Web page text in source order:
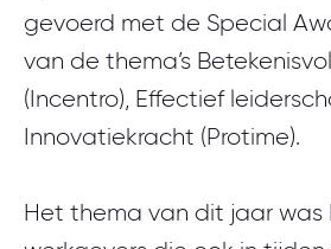
gevoerd met de Special
van de thema’s
(Incentro), Effectief
Innovatiekracht (Protime).
Het thema van dit jaar was